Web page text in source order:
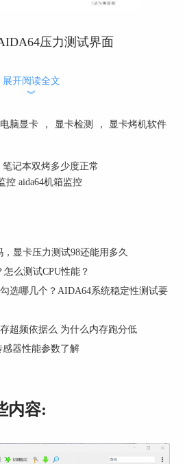
压力测试界面
GPU，然后点击Start，
压力测试程序。
64压力测试界面
中，我们注意到CPU Usage是
可能非常疑惑，进行GPU计
直在进行工作，AIDA64显卡
技术建立的，测试程序由
行负荷100%的运算，运算
隔，所以GPU并不总是以
发出的计算指令实际是由
展开阅读全文
︾
脑显卡 ， 显卡检测 ，
显卡烤机软件
记本双烤多少度正常
控 aida64机箱监控
显卡压力测试98还能用多久
么测试CPU性能？
选哪几个？AIDA64系统稳定性测试要
超频依据么 为什么内存跑分低
器性能参数了解
内容: